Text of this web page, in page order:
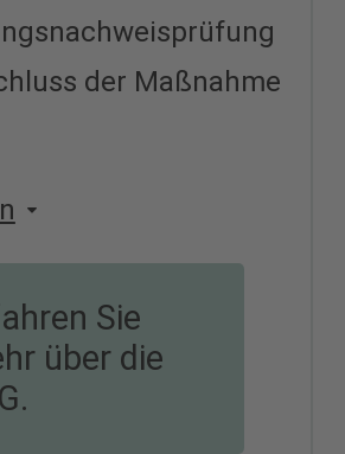
der Maßnahme
Sie
über die